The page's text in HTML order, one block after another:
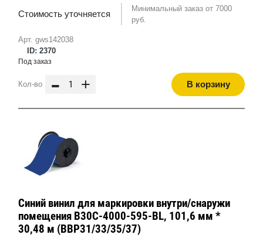
Арт. gws142038
ID: 2370
Стоимость уточняется
Минимальный заказ от 7000
руб.
Под заказ
Кол-во - + В корзину
Синий винил для маркировки внутри/снаружи
помещения B30C-4000-595-BL, 101,6 мм *
30,48 м (BBP31/33/35/37)